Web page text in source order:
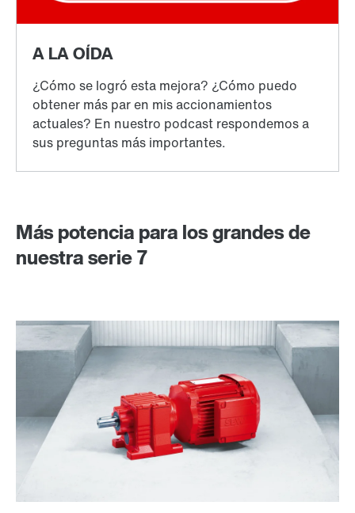
Más potencia para los grandes de
nuestra serie 7